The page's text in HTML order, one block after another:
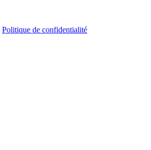
Politique de confidentialité